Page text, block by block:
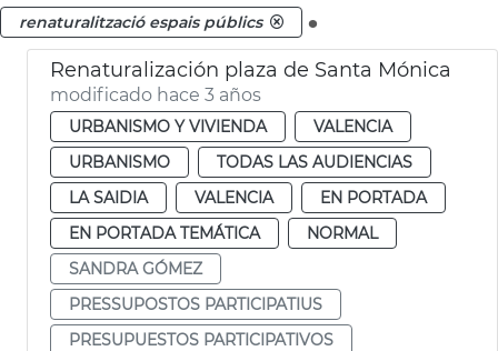
renaturalització espais públics
Renaturalización plaza de Santa Mónica
modificado hace 3 años
URBANISMO Y VIVIENDA
VALENCIA
URBANISMO
TODAS LAS AUDIENCIAS
LA SAIDIA
VALENCIA
EN PORTADA
EN PORTADA TEMÁTICA
NORMAL
SANDRA GÓMEZ
PRESSUPOSTOS PARTICIPATIUS
PRESUPUESTOS PARTICIPATIVOS